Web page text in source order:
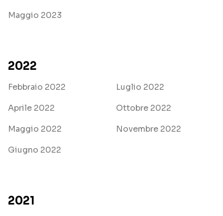
Maggio 2023
2022
Febbraio 2022
Aprile 2022
Maggio 2022
Giugno 2022
Luglio 2022
Ottobre 2022
Novembre 2022
2021